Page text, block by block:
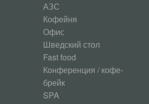
АЗС
Кофейня
Офис
Шведский стол
Fast food
Конференция / кофе-
брейк
SPA